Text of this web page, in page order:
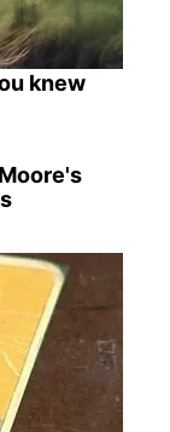
knew